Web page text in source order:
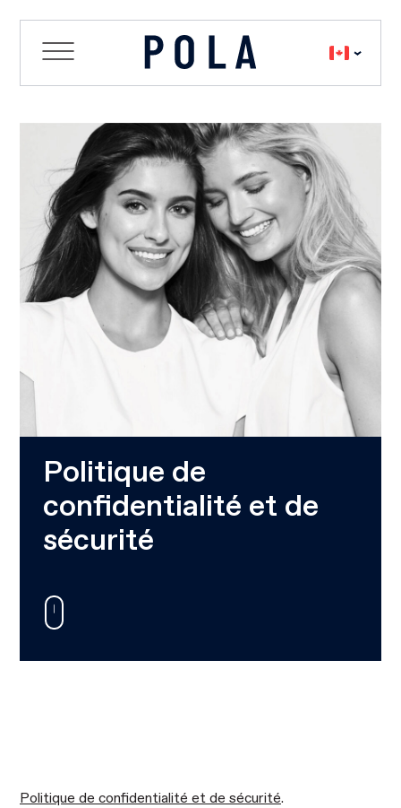
Politique de
confidentialité et de
sécurité
Politique de confidentialité et de sécurité.